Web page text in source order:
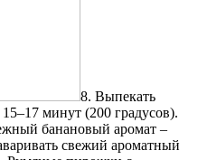
8. Выпекать
минут (200 градусов).
банановый аромат –
свежий ароматный